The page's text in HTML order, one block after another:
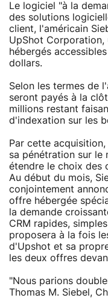
Le logiciel "à la
des solutions
client, l'américain
UpShot Corporation,
hébergés
dollars.
Selon les termes de
seront payés à la
millions restant
d'indexation sur les
Par cette
sa pénétration sur le
étendre le choix des
Au début du mois,
conjointement
offre hébergée
la demande
CRM rapides,
proposera à la fois
d'Upshot et sa
les deux offres
"Nous parions
Thomas M. Siebel,